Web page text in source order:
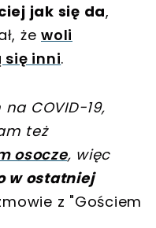
jak się da,
że woli
się inni.
COVID-19,
też
osocze, więc
w ostatniej
z "Gościem